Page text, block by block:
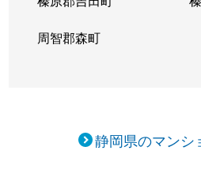
周智郡森町
静岡県のマンシ